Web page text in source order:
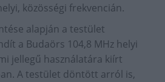
közösségi frekvencián.
alapján a testület
a Budaörs 104,8 MHz helyi
jellegű használatára kiírt
A testület döntött arról is,